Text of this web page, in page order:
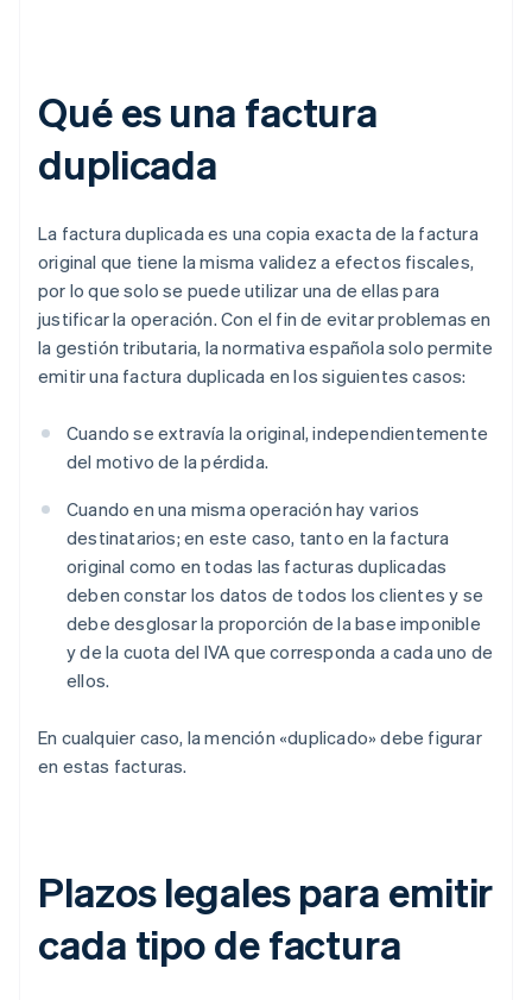
Qué es una factura
duplicada
La factura duplicada es una copia exacta de la factura
original que tiene la misma validez a efectos fiscales,
por lo que solo se puede utilizar una de ellas para
justificar la operación. Con el fin de evitar problemas en
la gestión tributaria, la normativa española solo permite
emitir una factura duplicada en los siguientes casos:
Cuando se extravía la original, independientemente
del motivo de la pérdida.
Cuando en una misma operación hay varios
destinatarios; en este caso, tanto en la factura
original como en todas las facturas duplicadas
deben constar los datos de todos los clientes y se
debe desglosar la proporción de la base imponible
y de la cuota del IVA que corresponda a cada uno de
ellos.
En cualquier caso, la mención «duplicado» debe figurar
en estas facturas.
Plazos legales para emitir
cada tipo de factura